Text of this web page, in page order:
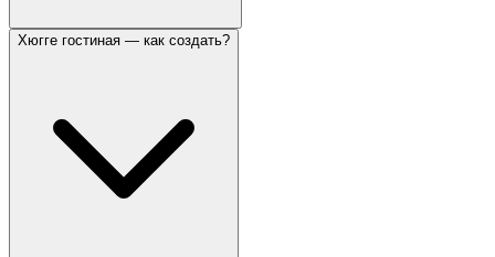
Хюгге гостиная — как создать?